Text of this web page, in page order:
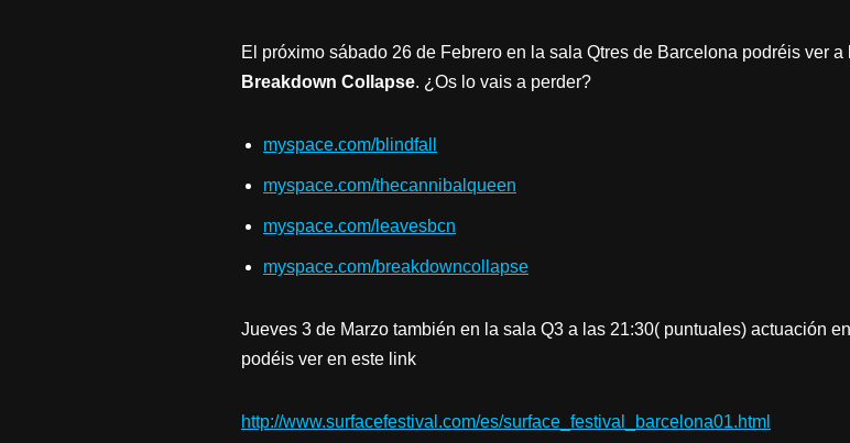
El próximo sábado 26 de Febrero en la sala Qtres de Barcelona podréis ver a
Breakdown Collapse. ¿Os lo vais a perder?
myspace.com/blindfall
myspace.com/thecannibalqueen
myspace.com/leavesbcn
myspace.com/breakdowncollapse
Jueves 3 de Marzo también en la sala Q3 a las 21:30( puntuales) actuación
podéis ver en este link
http://www.surfacefestival.com/es/surface_festival_barcelona01.html